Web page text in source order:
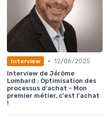
Interview • 12/06/2025
Interview de Jérôme
Lombard : Optimisation des
processus d'achat - Mon
premier métier, c'est l'achat
!